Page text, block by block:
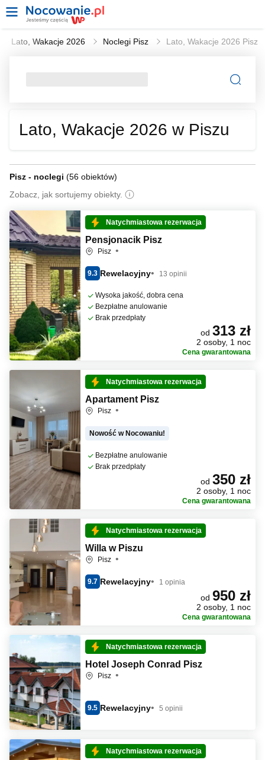
Lato, Wakacje 2026 Noclegi Pisz Lato, Wakacje 2026 Pisz
Lato, Wakacje 2026 w Piszu
Pisz - noclegi (56 obiektów)
Zobacz, jak sortujemy obiekty.
Natychmiastowa rezerwacja
Pensjonacik Pisz
Pisz
9.3 Rewelacyjny 13 opinii
Wysoka jakość, dobra cena
Bezpłatne anulowanie
Brak przedpłaty
od 313 zł
2 osoby, 1 noc
Cena gwarantowana
Natychmiastowa rezerwacja
Apartament Pisz
Pisz
Nowość w Nocowaniu!
Bezpłatne anulowanie
Brak przedpłaty
od 350 zł
2 osoby, 1 noc
Cena gwarantowana
Natychmiastowa rezerwacja
Willa w Piszu
Pisz
9.7 Rewelacyjny 1 opinia
od 950 zł
2 osoby, 1 noc
Cena gwarantowana
Natychmiastowa rezerwacja
Hotel Joseph Conrad Pisz
Pisz
9.5 Rewelacyjny 5 opinii
Natychmiastowa rezerwacja